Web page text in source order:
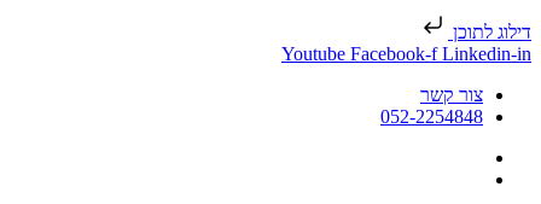
דילוג לתוכן
Youtube Facebook-f Linkedin-in
צור קשר
052-2254848